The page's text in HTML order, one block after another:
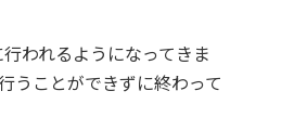
われるようになってきま
うことができずに終わって